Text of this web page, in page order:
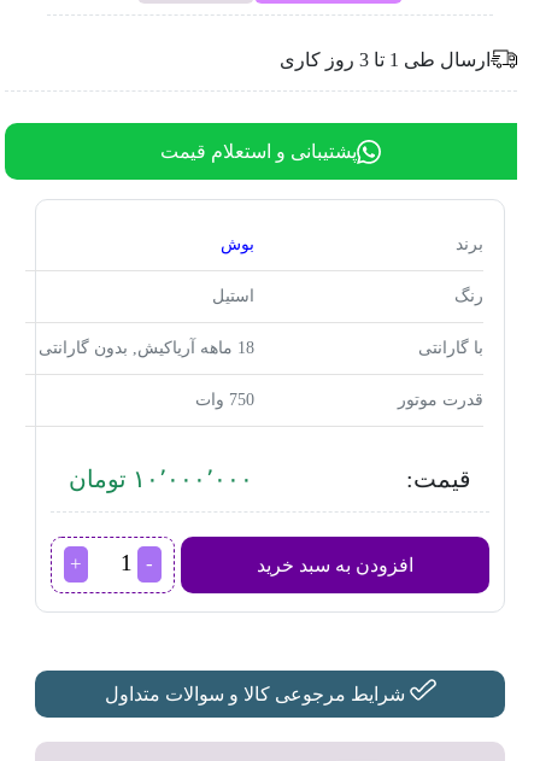
ارسال طی 1 تا 3 روز کاری
پشتیبانی و استعلام قیمت
برند بوش
رنگ استیل
با گارانتی
قدرت موتور 750 وات
قیمت: ۱۰٬۰۰۰٬۰۰۰ تومان
افزودن به سبد خرید
گوشت‌کوب
برقی
عدد
شرایط مرجوعی کالا و سوالات متداول